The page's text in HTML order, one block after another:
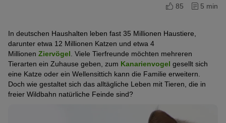
85
5 min
In deutschen Haushalten leben fast 35 Millionen Haustiere,
darunter etwa 12 Millionen Katzen und etwa 4
Millionen Ziervögel . Viele Tierfreunde möchten mehreren
Tierarten ein Zuhause geben, zum Kanarienvogel gesellt sich
eine Katze oder ein Wellensittich kann die Familie erweitern.
Doch wie gestaltet sich das alltägliche Leben mit Tieren, die in
freier Wildbahn natürliche Feinde sind?